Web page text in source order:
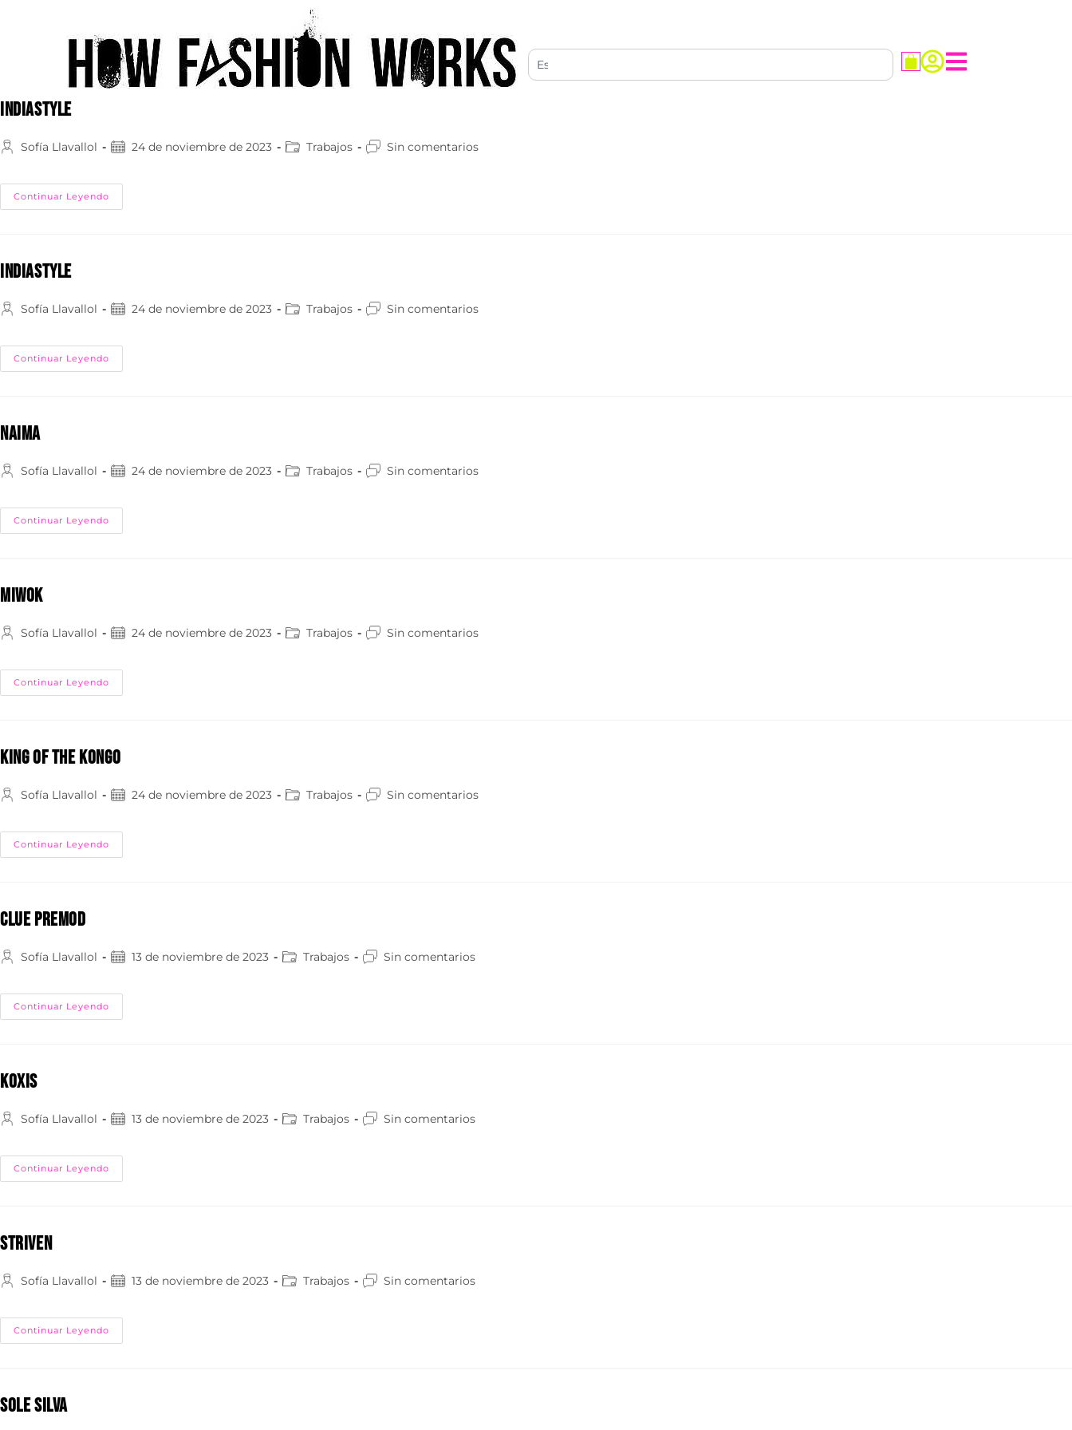
INDIASTYLE
Sofía Llavallol 24 de noviembre de 2023 Trabajos Sin comentarios
Continuar Leyendo
INDIASTYLE
Sofía Llavallol 24 de noviembre de 2023 Trabajos Sin comentarios
Continuar Leyendo
NAIMA
Sofía Llavallol 24 de noviembre de 2023 Trabajos Sin comentarios
Continuar Leyendo
MIWOK
Sofía Llavallol 24 de noviembre de 2023 Trabajos Sin comentarios
Continuar Leyendo
KING OF THE KONGO
Sofía Llavallol 24 de noviembre de 2023 Trabajos Sin comentarios
Continuar Leyendo
CLUE PREMOD
Sofía Llavallol 13 de noviembre de 2023 Trabajos Sin comentarios
Continuar Leyendo
KOXIS
Sofía Llavallol 13 de noviembre de 2023 Trabajos Sin comentarios
Continuar Leyendo
STRIVEN
Sofía Llavallol 13 de noviembre de 2023 Trabajos Sin comentarios
Continuar Leyendo
SOLE SILVA